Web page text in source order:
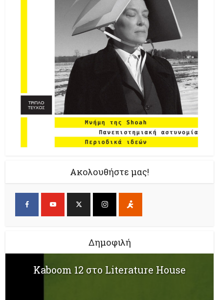
Ακολουθήστε μας!
Δημοφιλή
Kaboom 12 στο Literature House